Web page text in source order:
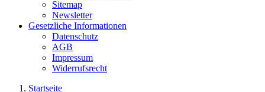
Sitemap
Newsletter
Gesetzliche Informationen
Datenschutz
AGB
Impressum
Widerrufsrecht
Startseite